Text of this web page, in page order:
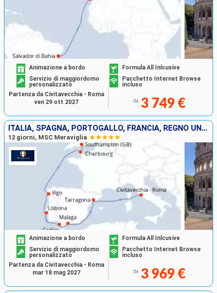
Animazione a bordo
Formula All Inlcusive
Servizio di maggiordomo
personalizzato
Pacchetto Internet Browse
incluso
da 3 749 €
Partenza da Civitavecchia - Roma
ven 29 ott 2027
ITALIA, SPAGNA, PORTOGALLO, FRANCIA, REGNO UNITO
12 giorni, MSC Meraviglia
Animazione a bordo
Formula All Inlcusive
Servizio di maggiordomo
personalizzato
Pacchetto Internet Browse
incluso
da 3 969 €
Partenza da Civitavecchia - Roma
mar 18 mag 2027